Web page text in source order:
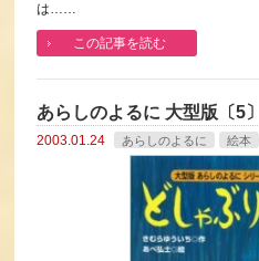
は……
この記事を読む
あらしのよるに 大型版〔
2003.01.24 あらしのよるに 絵本